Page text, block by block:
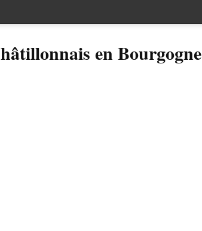
en Bourgogne